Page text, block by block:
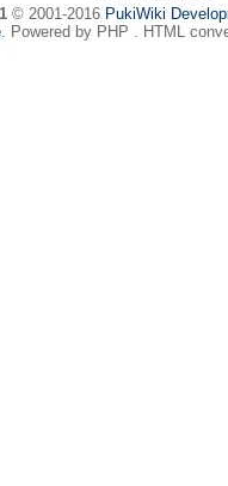
© 2001-2016 PukiWiki
. Powered by PHP . HTML